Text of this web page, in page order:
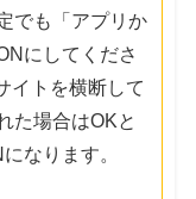
でも「アプリか
にしてくださ
イトを横断して
た場合はOKと
なります。